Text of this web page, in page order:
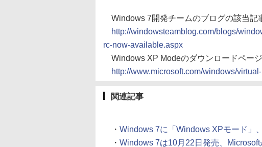
Windows 7開発チームのブログの該当記
http://windowsteamblog.com/blogs/
rc-now-available.aspx
Windows XP Modeのダウンロードページ
http://www.microsoft.com/windows/
関連記事
・ Windows 7に「Windows XPモード」
・ Windows 7は10月22日発売、